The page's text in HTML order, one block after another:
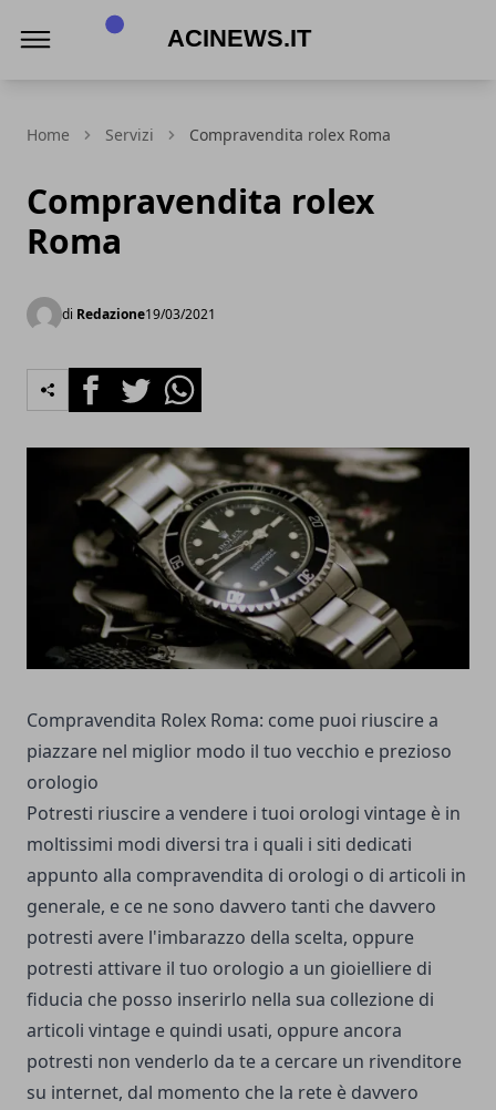
Home Servizi Compravendita rolex Roma
Compravendita rolex
Roma
di Redazione19/03/2021
FacebookTwitterWhatsapp
Compravendita Rolex Roma: come puoi riuscire a
piazzare nel miglior modo il tuo vecchio e prezioso
orologio
Potresti riuscire a vendere i tuoi orologi vintage è in
moltissimi modi diversi tra i quali i siti dedicati
appunto alla compravendita di orologi o di articoli in
generale, e ce ne sono davvero tanti che davvero
potresti avere l'imbarazzo della scelta, oppure
potresti attivare il tuo orologio a un gioielliere di
fiducia che posso inserirlo nella sua collezione di
articoli vintage e quindi usati, oppure ancora
potresti non venderlo da te a cercare un rivenditore
su internet, dal momento che la rete è davvero